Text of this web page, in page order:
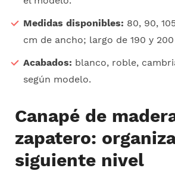
Medidas disponibles: 80, 90,
cm de ancho; largo de 190 y
Acabados: blanco, roble,
según modelo.
Canapé de
zapatero:
siguiente nivel